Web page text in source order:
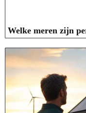
Welke meren zijn